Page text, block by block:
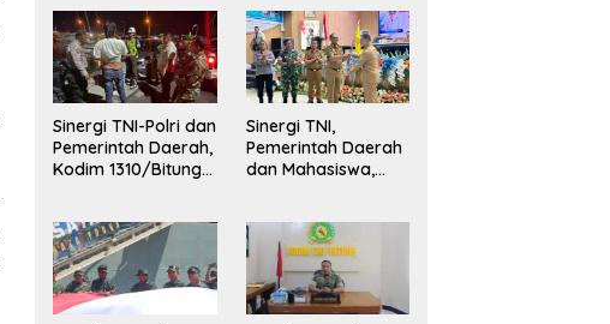
Bangsa
Latihan ORRUDA
2026
Sinergi TNI-Polri dan
Pemerintah Daerah,
Kodim 1310/Bitung
Wilayah Kota Bitung
Sinergi TNI,
Pemerintah Daerah
dan Mahasiswa,
Mahasiswa KKT
Unsrat Manado di
Kota Bitung